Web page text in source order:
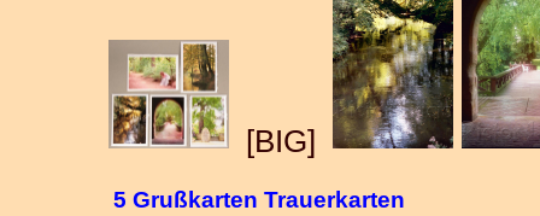
[BIG]
5 Grußkarten Trauerkarten